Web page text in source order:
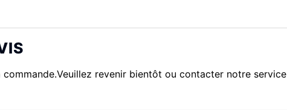
revenir bientôt ou contacter notre service